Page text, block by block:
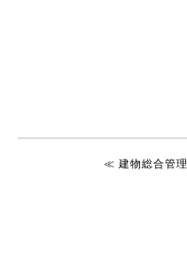
≪ 建物総合管理